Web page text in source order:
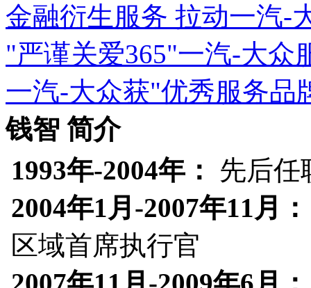
金融衍生服务 拉动一汽-
"严谨关爱365"一汽-大众
一汽-大众获"优秀服务品
钱智 简介
1993年-2004年：
先后任
2004年1月-2007年11月：
区域首席执行官